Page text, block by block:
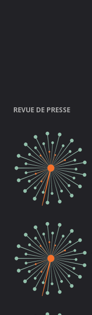
REVUE DE PRESSE